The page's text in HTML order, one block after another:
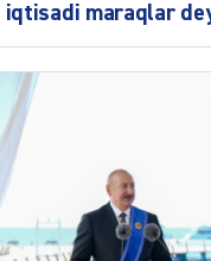
iqtisadi maraqlar